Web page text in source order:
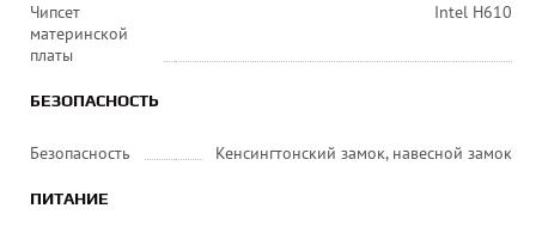
Чипсет
материнской
платы
Intel H610
БЕЗОПАСНОСТЬ
Безопасность Кенсингтонский замок, навесной замок
ПИТАНИЕ